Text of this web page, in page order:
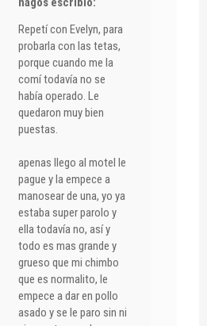
Repetí con Evelyn, para
probarla con las tetas,
porque cuando me la
comí todavía no se
había operado. Le
quedaron muy bien
puestas.
apenas llego al motel le
pague y la empece a
manosear de una, yo ya
estaba super parolo y
ella todavía no, así y
todo es mas grande y
grueso que mi chimbo
que es normalito, le
empece a dar en pollo
asado y se le paro sin ni